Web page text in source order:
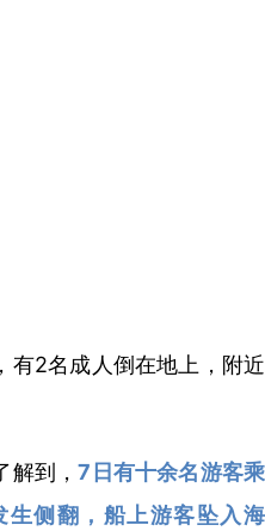
有2名成人倒在地上，附近
解到，7日有十余名游客乘
侧翻，船上游客坠入海